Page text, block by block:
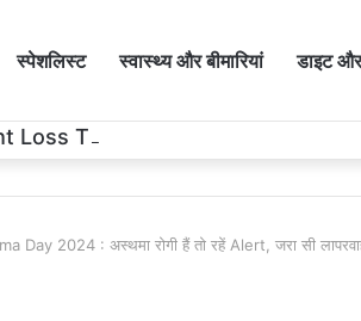
स्पेशलिस्ट स्वास्थ्य और बीमारियां डाइट
Loss Tips: रोटी खाने से वजन बढ़ता है या
Day 2024 : अस्थमा रोगी हैं तो रहें Alert, जरा सी